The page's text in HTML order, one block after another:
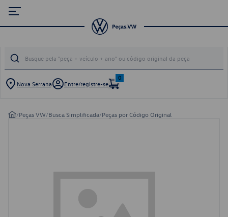
Nova Serrana Entre/registre-se
0
/Peças VW/Busca Simplificada/Peças por Código Original